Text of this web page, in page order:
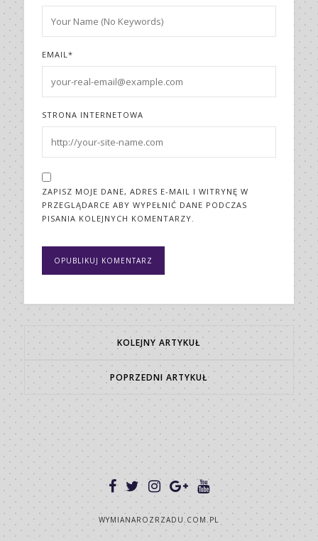
EMAIL *
STRONA INTERNETOWA
ZAPISZ MOJE DANE, ADRES E-MAIL I WITRYNĘ W
PRZEGLĄDARCE ABY WYPEŁNIĆ DANE PODCZAS
PISANIA KOLEJNYCH KOMENTARZY.
KOLEJNY ARTYKUŁ
POPRZEDNI ARTYKUŁ
WYMIANAROZRZADU.COM.PL